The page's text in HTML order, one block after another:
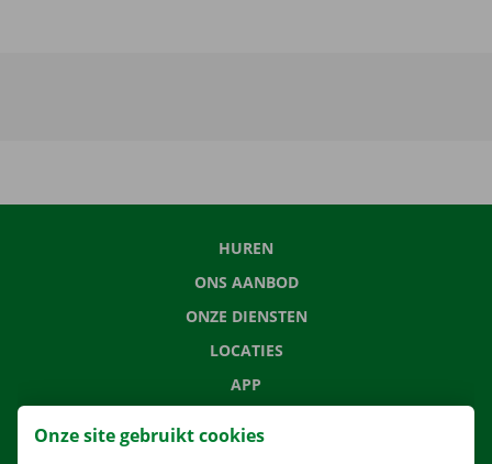
HUREN
ONS AANBOD
ONZE DIENSTEN
LOCATIES
APP
Onze site gebruikt cookies